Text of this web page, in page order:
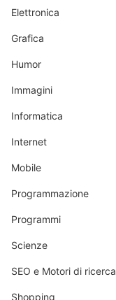
Elettronica
Grafica
Humor
Immagini
Informatica
Internet
Mobile
Programmazione
Programmi
Scienze
SEO e Motori di ricerca
Shopping